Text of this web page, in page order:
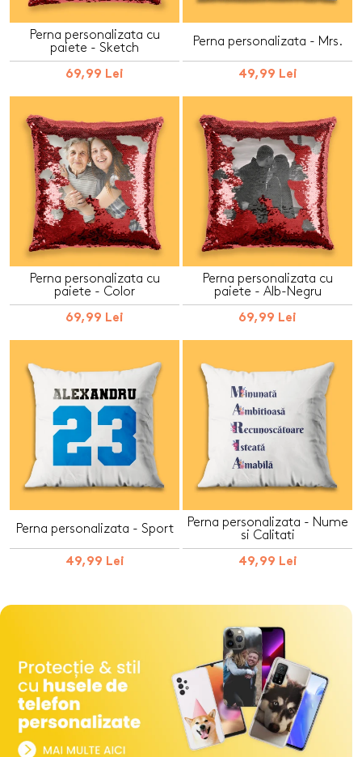
Perna personalizata cu
paiete - Sketch
69,99 Lei
Perna personalizata - Mrs.
49,99 Lei
Perna personalizata cu
paiete - Color
69,99 Lei
Perna personalizata cu
paiete - Alb-Negru
69,99 Lei
Perna personalizata - Sport
49,99 Lei
Perna personalizata - Nume
si Calitati
49,99 Lei